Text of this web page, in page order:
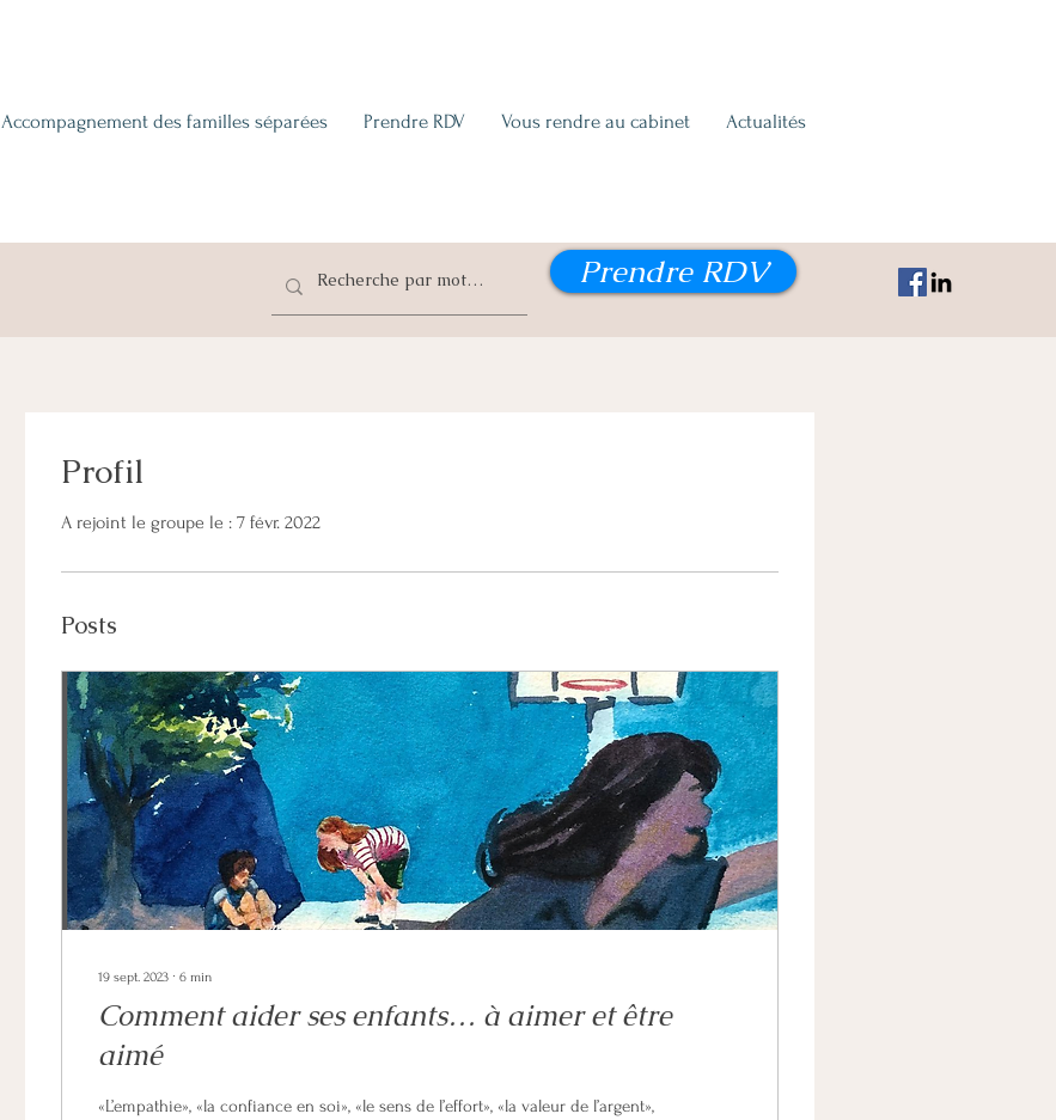
Accompagnement des familles séparées Prendre RDV Vous rendre au cabinet Actualités
Prendre RDV
Profil
A rejoint le groupe le : 7 févr. 2022
Posts
19 sept. 2023 ∙ 6 min
Comment aider ses enfants… à aimer et être
aimé
«L’empathie», «la confiance en soi», «le sens de l’effort», «la valeur de l’argent»,